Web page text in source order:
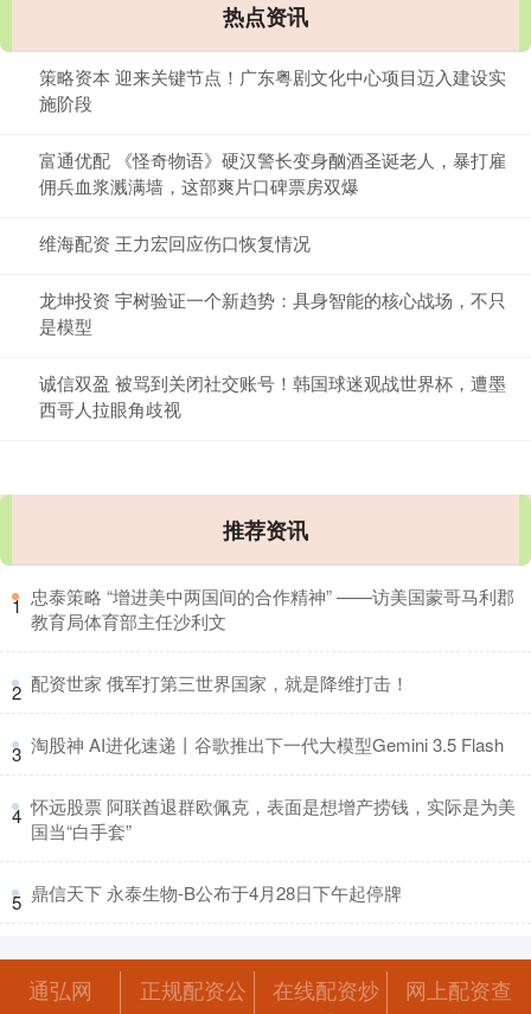
热点资讯
策略资本 迎来关键节点！广东粤剧文化中心项目迈入建设实
施阶段
富通优配 《怪奇物语》硬汉警长变身酗酒圣诞老人，暴打雇
佣兵血浆溅满墙，这部爽片口碑票房双爆
维海配资 王力宏回应伤口恢复情况
龙坤投资 宇树验证一个新趋势：具身智能的核心战场，不只
是模型
诚信双盈 被骂到关闭社交账号！韩国球迷观战世界杯，遭墨
西哥人拉眼角歧视
推荐资讯
1 ​忠泰策略 “增进美中两国间的合作精神” ——访美国蒙哥马利郡
教育局体育部主任沙利文
2 ​配资世家 俄军打第三世界国家，就是降维打击！
3 ​淘股神 AI进化速递丨谷歌推出下一代大模型Gemini 3.5 Flash
4 ​怀远股票 阿联酋退群欧佩克，表面是想增产捞钱，实际是为美
国当“白手套”
5 ​鼎信天下 永泰生物-B公布于4月28日下午起停牌
通弘网
正规配资公
在线配资炒
网上配资查